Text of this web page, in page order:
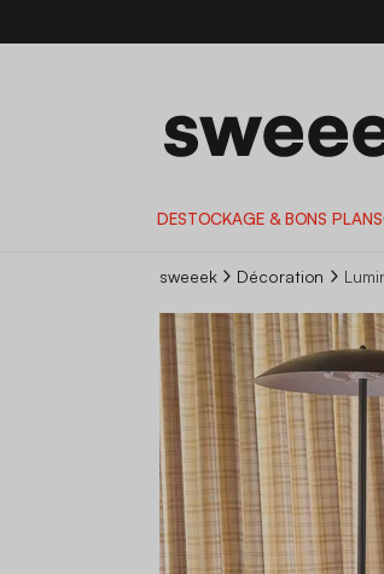
DESTOCKAGE & BONS PLANS
sweeek Décoration